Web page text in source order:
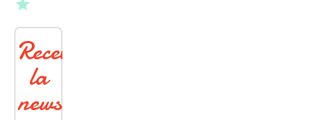
Recevoir
la
newsletter